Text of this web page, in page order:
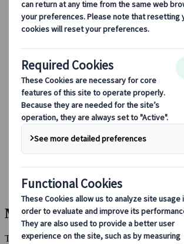
Come lavoriamo
Chi siamo
Il nostro team
Blog
Consigli di viaggio per ogni stagione
Attrazioni principali
Approfondimenti culturali
Esperienze culinarie
Alla scoperta del Giappone in treno
Domande frequenti
Informazioni essenziali
Regole di etichetta
Guidare in Giappone
Prenotare con noi
Japan Rail Pass
Strutture ricettive
Consulenza online
Moderno e Classico
Tokyo, Kyoto, Nara